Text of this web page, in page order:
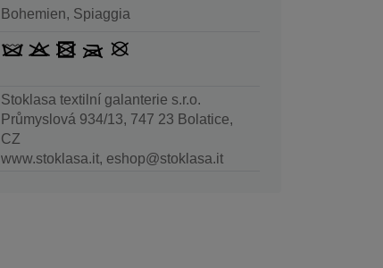
Bohemien, Spiaggia
Stoklasa textilní galanterie s.r.o.
Průmyslová 934/13, 747 23 Bolatice,
CZ
www.stoklasa.it, eshop@stoklasa.it